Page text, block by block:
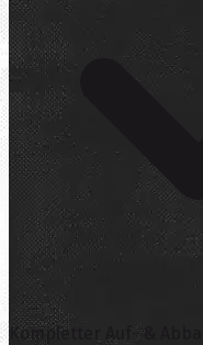
Kompletter Auf- & Abbau